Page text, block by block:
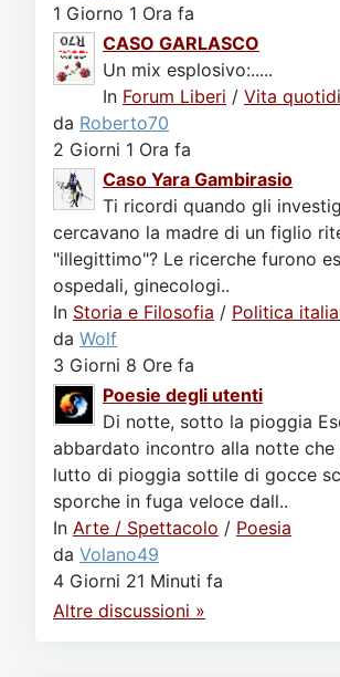
1 Giorno 1 Ora fa
CASO GARLASCO
Un mix esplosivo:.....
In Forum Liberi / Vita
da Roberto70
2 Giorni 1 Ora fa
Caso Yara Gambirasio
Ti ricordi quando gli
cercavano la madre di un figlio
"illegittimo"? Le ricerche furono
ospedali, ginecologi..
In Storia e Filosofia / Politica
da Wolf
3 Giorni 8 Ore fa
Poesie degli utenti
Di notte, sotto la pioggia
abbardato incontro alla notte che
lutto di pioggia sottile di gocce
sporche in fuga veloce dall..
In Arte / Spettacolo / Poesia
da Volano49
4 Giorni 21 Minuti fa
Altre discussioni »